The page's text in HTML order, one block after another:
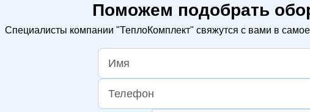
Поможем подобрать
Специалисты компании "ТеплоКомплект" свяжутся с вами в